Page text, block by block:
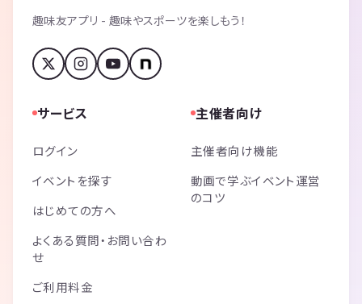
趣味友アプリ - 趣味やスポーツを楽しもう！
サービス
ログイン
イベントを探す
はじめての方へ
よくある質問・お問い合わ
せ
ご利用料金
主催者向け
主催者向け機能
動画で学ぶイベント運営
のコツ